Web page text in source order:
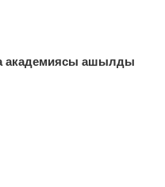
академиясы ашылды